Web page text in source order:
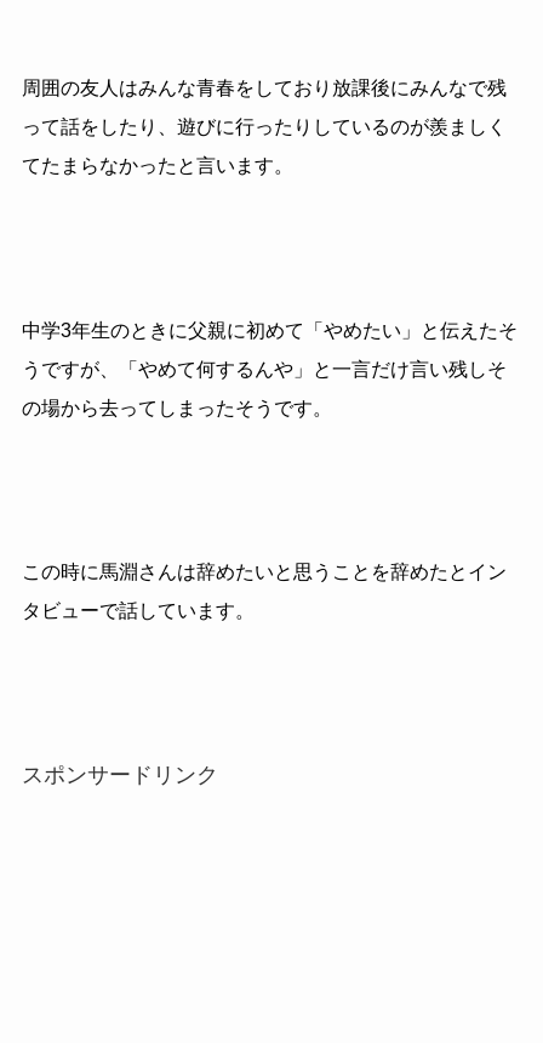
周囲の友人はみんな青春をしており放課後にみんなで残
って話をしたり、遊びに行ったりしているのが羨ましく
てたまらなかったと言います。
中学3年生のときに父親に初めて「やめたい」と伝えたそ
うですが、「やめて何するんや」と一言だけ言い残しそ
の場から去ってしまったそうです。
この時に馬淵さんは辞めたいと思うことを辞めたとイン
タビューで話しています。
スポンサードリンク